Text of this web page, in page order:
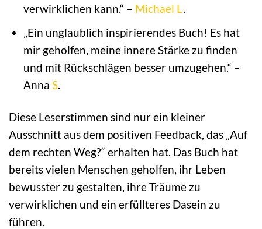
verwirklichen kann.“ – Michael L
„Ein unglaublich inspirierendes Buch! Es hat
mir geholfen, meine innere Stärke zu finden
und mit Rückschlägen besser umzugehen.“ –
Anna S.
Diese Leserstimmen sind nur ein kleiner
Ausschnitt aus dem positiven Feedback, das „Auf
dem rechten Weg?“ erhalten hat. Das Buch hat
bereits vielen Menschen geholfen, ihr Leben
bewusster zu gestalten, ihre Träume zu
verwirklichen und ein erfüllteres Dasein zu
führen.